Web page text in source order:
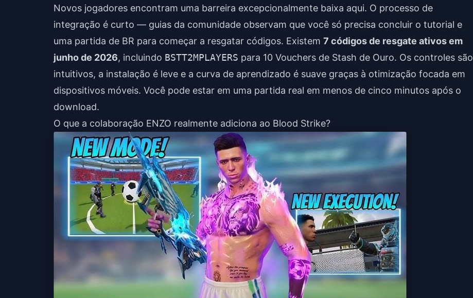
Novos jogadores encontram uma barreira excepcionalmente baixa aqui. O processo de
integração é curto — guias da comunidade observam que você só precisa concluir o tutorial e
uma partida de BR para começar a resgatar códigos. Existem 7 códigos de resgate ativos em
junho de 2026, incluindo BSTT2MPLAYERS para 10 Vouchers de Stash de Ouro. Os controles são
intuitivos, a instalação é leve e a curva de aprendizado é suave graças à otimização focada em
dispositivos móveis. Você pode estar em uma partida real em menos de cinco minutos após o
download.
O que a colaboração ENZO realmente adiciona ao Blood Strike?